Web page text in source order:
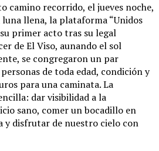
camino recorrido, el jueves noche,
llena, la plataforma “Unidos
primer acto tras su legal
de El Viso, aunando el sol
se congregaron un par
de toda edad, condición y
para una caminata. La
dar visibilidad a la
sano, comer un bocadillo en
y disfrutar de nuestro cielo con